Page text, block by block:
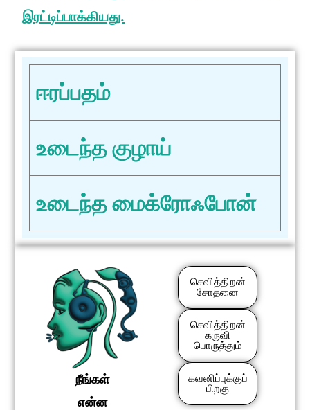
இரட்டிப்பாக்கியது.
ஈரப்பதம்
உடைந்த குழாய்
உடைந்த மைக்ரோஃபோன்
நீங்கள்
என்ன
செவித்திறன்
சோதனை
செவித்திறன்
கருவி
பொருத்தும்
கவனிப்புக்குப்
பிறகு